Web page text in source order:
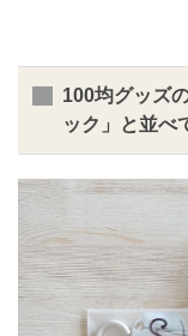
100均グッズ
ック」と並べ